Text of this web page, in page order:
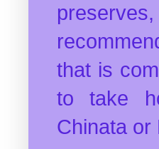
that is
to take
Chinata or